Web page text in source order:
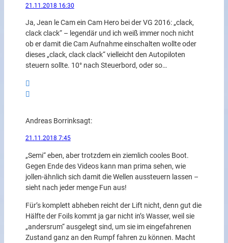
21.11.2018 16:30
Ja, Jean le Cam ein Cam Hero bei der VG 2016: „clack,
clack clack“ – legendär und ich weiß immer noch nicht
ob er damit die Cam Aufnahme einschalten wollte oder
dieses „clack, clack clack“ vielleicht den Autopiloten
steuern sollte. 10° nach Steuerbord, oder so…
Andreas Borrinksagt:
21.11.2018 7:45
„Semi“ eben, aber trotzdem ein ziemlich cooles Boot.
Gegen Ende des Videos kann man prima sehen, wie
jollen-ähnlich sich damit die Wellen aussteuern lassen –
sieht nach jeder menge Fun aus!
Für’s komplett abheben reicht der Lift nicht, denn gut die
Hälfte der Foils kommt ja gar nicht in’s Wasser, weil sie
„andersrum“ ausgelegt sind, um sie im eingefahrenen
Zustand ganz an den Rumpf fahren zu können. Macht